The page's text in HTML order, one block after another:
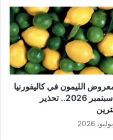
الليمون في كاليفورنيا
حتى سبتمبر 2026.. تحذير